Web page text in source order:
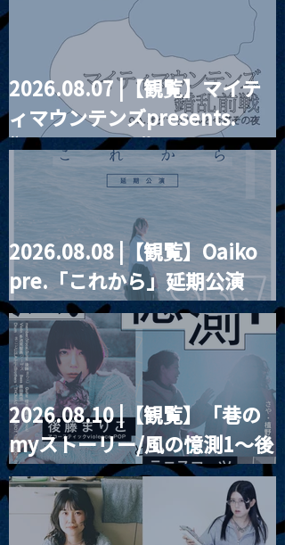
2026.08.07 |【観覧】マイテ
ィマウンテンズpresents.
“HALL-IN-ONE”
2026.08.08 |【観覧】Oaiko
pre.「これから」延期公演
Blurred City Lights × 17歳
とベルリンの壁
2026.08.10 |【観覧】「巷の
myストーリー/風の憶測1～後
藤まりこアコースティック
violence POPとテニスコー
ツ」